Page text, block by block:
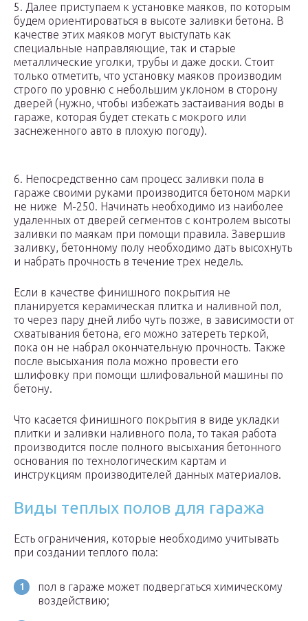
5. Далее приступаем к установке маяков, по которым
будем ориентироваться в высоте заливки бетона. В
качестве этих маяков могут выступать как
специальные направляющие, так и старые
металлические уголки, трубы и даже доски. Стоит
только отметить, что установку маяков производим
строго по уровню с небольшим уклоном в сторону
дверей (нужно, чтобы избежать застаивания воды в
гараже, которая будет стекать с мокрого или
заснеженного авто в плохую погоду).
6. Непосредственно сам процесс заливки пола в
гараже своими руками производится бетоном марки
не ниже М-250. Начинать необходимо из наиболее
удаленных от дверей сегментов с контролем высоты
заливки по маякам при помощи правила. Завершив
заливку, бетонному полу необходимо дать высохнуть
и набрать прочность в течение трех недель.
Если в качестве финишного покрытия не
планируется керамическая плитка и наливной пол,
то через пару дней либо чуть позже, в зависимости от
схватывания бетона, его можно затереть теркой,
пока он не набрал окончательную прочность. Также
после высыхания пола можно провести его
шлифовку при помощи шлифовальной машины по
бетону.
Что касается финишного покрытия в виде укладки
плитки и заливки наливного пола, то такая работа
производится после полного высыхания бетонного
основания по технологическим картам и
инструкциям производителей данных материалов.
Виды теплых полов для гаража
Есть ограничения, которые необходимо учитывать
при создании теплого пола:
пол в гараже может подвергаться химическому
воздействию;